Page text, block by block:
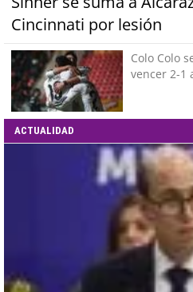
Cincinnati por lesión
Colo Colo
vencer 2-1
ACTUALIDAD